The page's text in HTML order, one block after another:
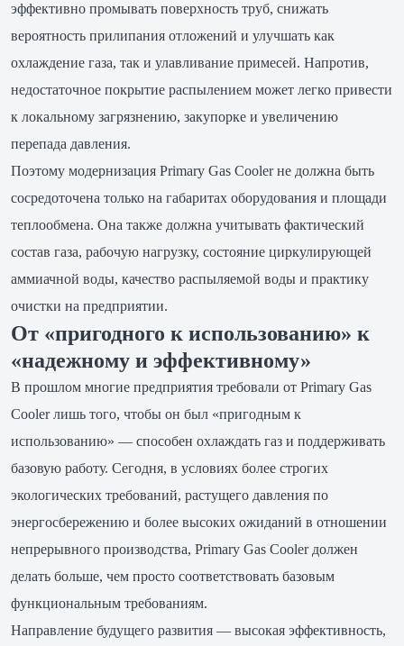
эффективно промывать поверхность труб, снижать
вероятность прилипания отложений и улучшать как
охлаждение газа, так и улавливание примесей. Напротив,
недостаточное покрытие распылением может легко привести
к локальному загрязнению, закупорке и увеличению
перепада давления.
Поэтому модернизация Primary Gas Cooler не должна быть
сосредоточена только на габаритах оборудования и площади
теплообмена. Она также должна учитывать фактический
состав газа, рабочую нагрузку, состояние циркулирующей
аммиачной воды, качество распыляемой воды и практику
очистки на предприятии.
От «пригодного к использованию» к
«надежному и эффективному»
В прошлом многие предприятия требовали от Primary Gas
Cooler лишь того, чтобы он был «пригодным к
использованию» — способен охлаждать газ и поддерживать
базовую работу. Сегодня, в условиях более строгих
экологических требований, растущего давления по
энергосбережению и более высоких ожиданий в отношении
непрерывного производства, Primary Gas Cooler должен
делать больше, чем просто соответствовать базовым
функциональным требованиям.
Направление будущего развития — высокая эффективность,